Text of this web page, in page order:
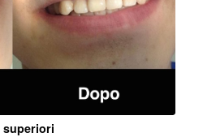
superiori